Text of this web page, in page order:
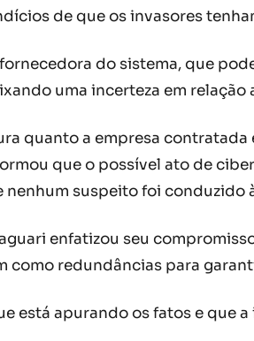
de que os invasores
do sistema, que
uma incerteza em relação
quanto a empresa
que o possível ato de
suspeito foi conduzido
enfatizou seu
como redundâncias para
está apurando os fatos e que